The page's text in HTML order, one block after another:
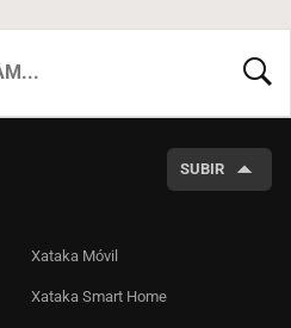
SUBIR
Xataka Móvil
Xataka Smart Home